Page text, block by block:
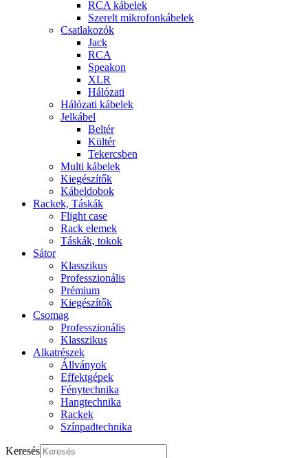
RCA kábelek
Szerelt mikrofonkábelek
Csatlakozók
Jack
RCA
Speakon
XLR
Hálózati
Hálózati kábelek
Jelkábel
Beltér
Kültér
Tekercsben
Multi kábelek
Kiegészítők
Kábeldobok
Rackek, Táskák
Flight case
Rack elemek
Táskák, tokok
Sátor
Klasszikus
Professzionális
Prémium
Kiegészítők
Csomag
Professzionális
Klasszikus
Alkatrészek
Állványok
Effektgépek
Fénytechnika
Hangtechnika
Rackek
Színpadtechnika
Keresés